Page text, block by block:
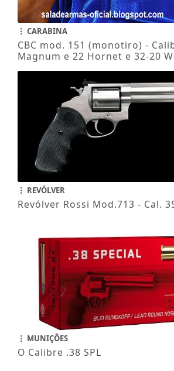
CARABINA
CBC mod. 151 (monotiro) -
Magnum e 22 Hornet e 32-20
REVÓLVER
Revólver Rossi Mod.713 - Cal.
MUNIÇÕES
O Calibre .38 SPL